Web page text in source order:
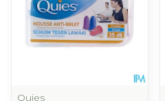
Quies